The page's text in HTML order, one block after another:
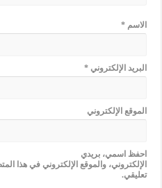
الاسم*
البريد الإلكتروني*
الموقع الإلكتروني
احفظ اسمي، بريدي
الإلكتروني، والموقع الإلكتروني في هذا
تعليقي.